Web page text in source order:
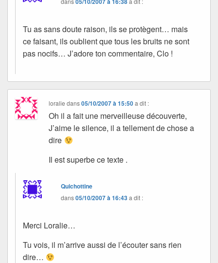
Tu as sans doute raison, ils se protègent… mais
ce faisant, ils oublient que tous les bruits ne sont
pas nocifs… J’adore ton commentaire, Clo !
loralie dans05/10/2007 à 15:50 a dit :
Oh il a fait une merveilleuse découverte,
J’aime le silence, il a tellement de chose a
dire
Il est superbe ce texte .
Quichottine
dans05/10/2007 à 16:43a dit :
Merci Loralie…
Tu vois, il m’arrive aussi de l’écouter sans rien
dire…